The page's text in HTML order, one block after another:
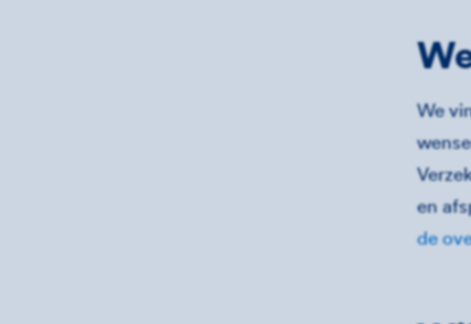
We
en
de